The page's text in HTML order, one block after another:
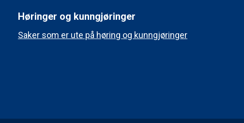
Høringer og kunngjøringer
Saker som er ute på høring og kunngjøringer